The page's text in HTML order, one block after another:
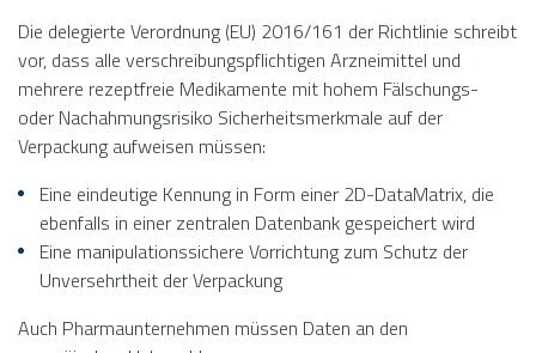
Die delegierte Verordnung (EU) 2016/161 der Richtlinie schreibt
vor, dass alle verschreibungspflichtigen Arzneimittel und
mehrere rezeptfreie Medikamente mit hohem Fälschungs-
oder Nachahmungsrisiko Sicherheitsmerkmale auf der
Verpackung aufweisen müssen:
Eine eindeutige Kennung in Form einer 2D-DataMatrix, die
ebenfalls in einer zentralen Datenbank gespeichert wird
Eine manipulationssichere Vorrichtung zum Schutz der
Unversehrtheit der Verpackung
Auch Pharmaunternehmen müssen Daten an den